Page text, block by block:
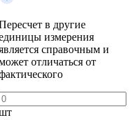
в другие
измерения
справочным и
отличаться от